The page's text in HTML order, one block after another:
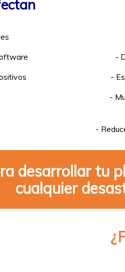
-
-
-
-
desarrollar tu
cualquier